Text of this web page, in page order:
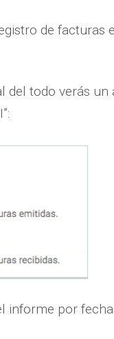
de facturas
del todo verás
informe por